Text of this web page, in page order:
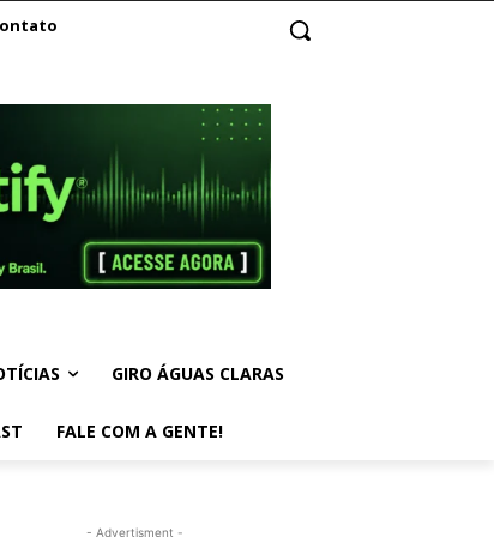
GIRO ÁGUAS CLARAS
FALE COM A GENTE!
- Advertisment -